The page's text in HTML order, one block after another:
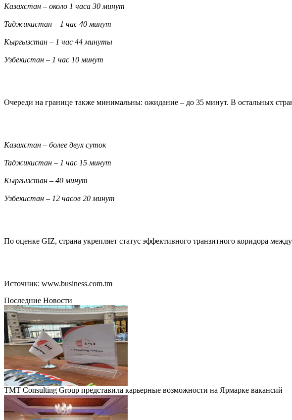
Казахстан – около 1 часа 30 минут
Таджикистан – 1 час 40 минут
Кыргызстан – 1 час 44 минуты
Узбекистан – 1 час 10 минут
Очереди на границе также минимальны: ожидание – до 35 минут. В остальных
Казахстан – более двух суток
Таджикистан – 1 час 15 минут
Кыргызстан – 40 минут
Узбекистан – 12 часов 20 минут
По оценке GIZ, страна укрепляет статус эффективного транзитного коридора
Источник: www.business.com.tm
Последние Новости
TMT Consulting Group представила карьерные возможности на Ярмарке вакансий